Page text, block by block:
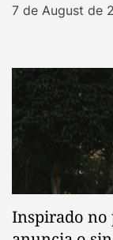
7 de August de
Inspirado no